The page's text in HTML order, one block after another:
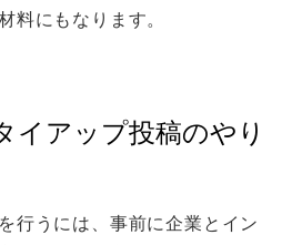
料にもなります。
イアップ投稿のやり
行うには、事前に企業とイン